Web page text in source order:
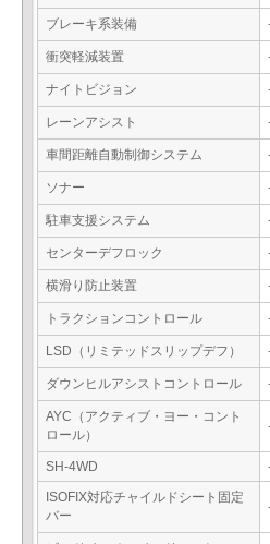
ブレーキ系装備
衝突軽減装置
ナイトビジョン
レーンアシスト
車間距離自動制御システム
ソナー
駐車支援システム
センターデフロック
横滑り防止装置
トラクションコントロール
LSD（リミテッドスリップデフ）
ダウンヒルアシストコントロール
AYC（アクティブ・ヨー・コント
ロール）
SH-4WD
ISOFIX対応チャイルドシート固定
バー